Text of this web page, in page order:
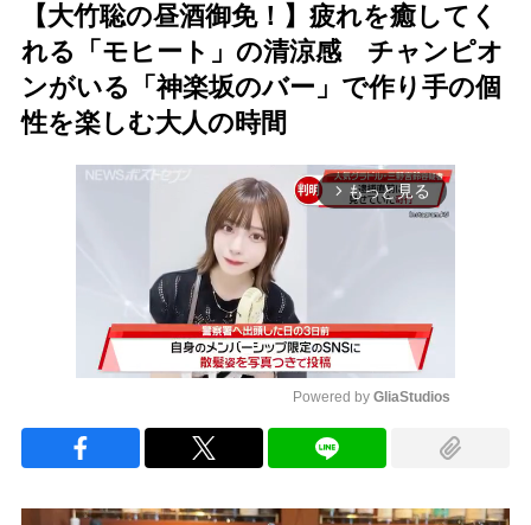
【大竹聡の昼酒御免！】疲れを癒してく
れる「モヒート」の清涼感 チャンピオ
ンがいる「神楽坂のバー」で作り手の個
性を楽しむ大人の時間
arrow_forward_ios もっと見る
Powered by GliaStudios